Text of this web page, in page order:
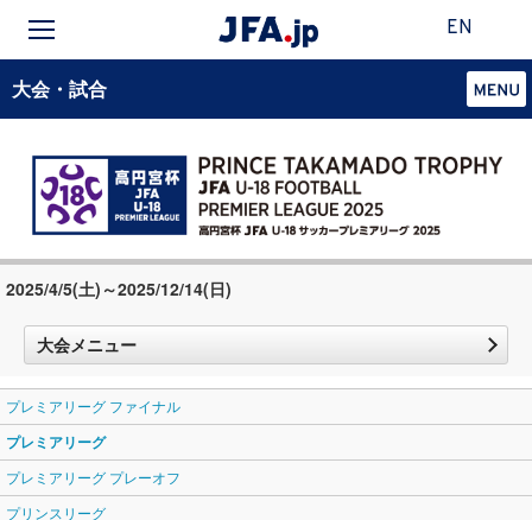
EN
大会・試合
2025/4/5(土)～2025/12/14(日)
大会メニュー
プレミアリーグ ファイナル
プレミアリーグ
プレミアリーグ プレーオフ
プリンスリーグ